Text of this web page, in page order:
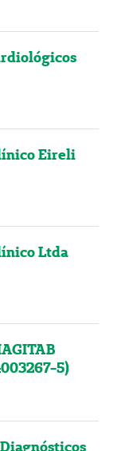
Eireli
Ltda
5)